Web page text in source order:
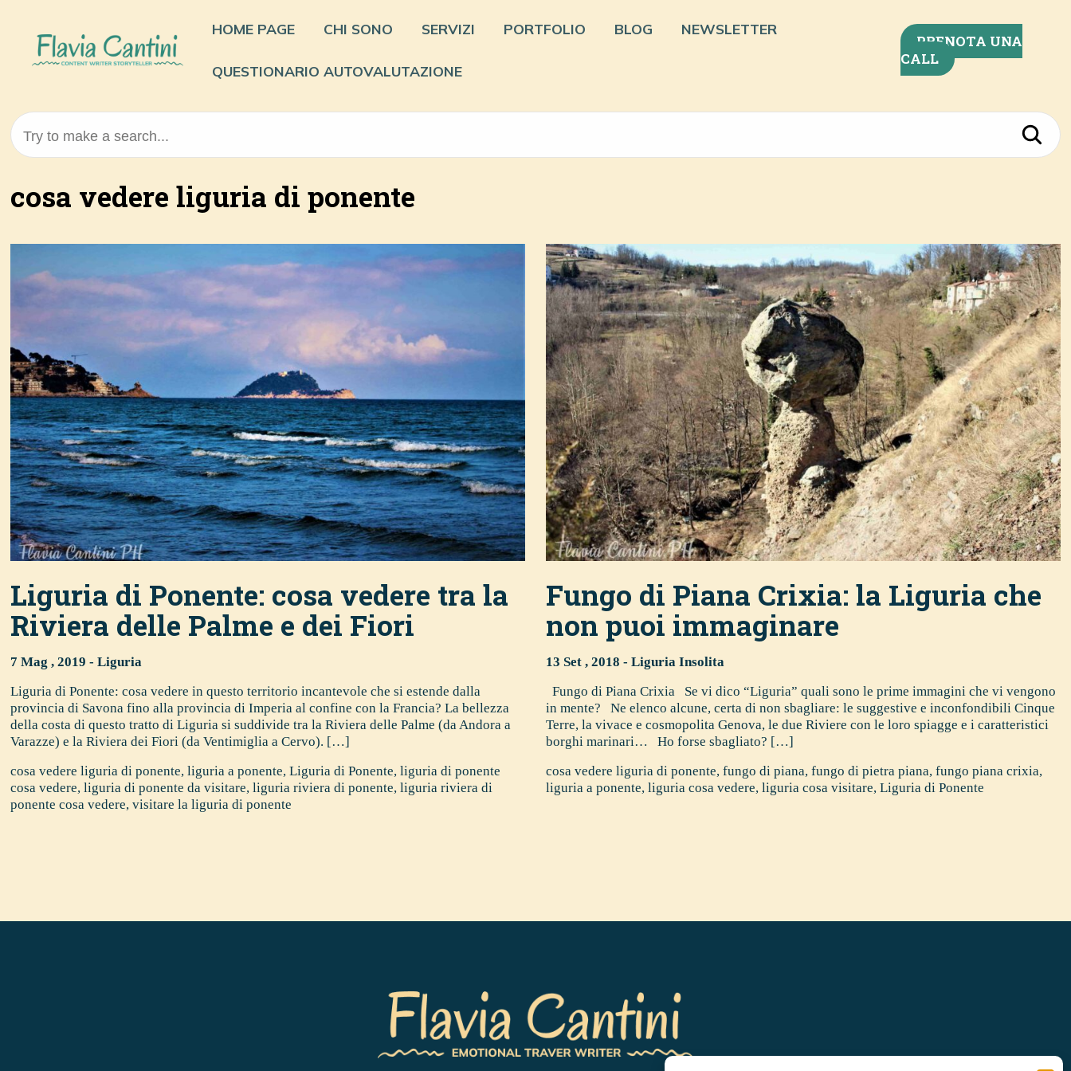
HOME PAGE CHI SONO SERVIZI PORTFOLIO BLOG NEWSLETTER
QUESTIONARIO AUTOVALUTAZIONE
PRENOTA UNA
CALL
Try to make a search...
cosa vedere liguria di ponente
Liguria di Ponente: cosa vedere tra la
Riviera delle Palme e dei Fiori
7 Mag , 2019 -Liguria
Liguria di Ponente: cosa vedere in questo territorio incantevole che si estende dalla
provincia di Savona fino alla provincia di Imperia al confine con la Francia? La bellezza
della costa di questo tratto di Liguria si suddivide tra la Riviera delle Palme (da Andora a
Varazze) e la Riviera dei Fiori (da Ventimiglia a Cervo). […]
cosa vedere liguria di ponente,liguria a ponente,Liguria di Ponente,liguria di ponente
cosa vedere,liguria di ponente da visitare,liguria riviera di ponente,liguria riviera di
ponente cosa vedere,visitare la liguria di ponente
Fungo di Piana Crixia: la Liguria che
non puoi immaginare
13 Set , 2018 -Liguria Insolita
Fungo di Piana Crixia Se vi dico “Liguria” quali sono le prime immagini che vi vengono
in mente? Ne elenco alcune, certa di non sbagliare: le suggestive e inconfondibili Cinque
Terre, la vivace e cosmopolita Genova, le due Riviere con le loro spiagge e i caratteristici
borghi marinari… Ho forse sbagliato? […]
cosa vedere liguria di ponente,fungo di piana,fungo di pietra piana,fungo piana crixia,
liguria a ponente,liguria cosa vedere,liguria cosa visitare,Liguria di Ponente